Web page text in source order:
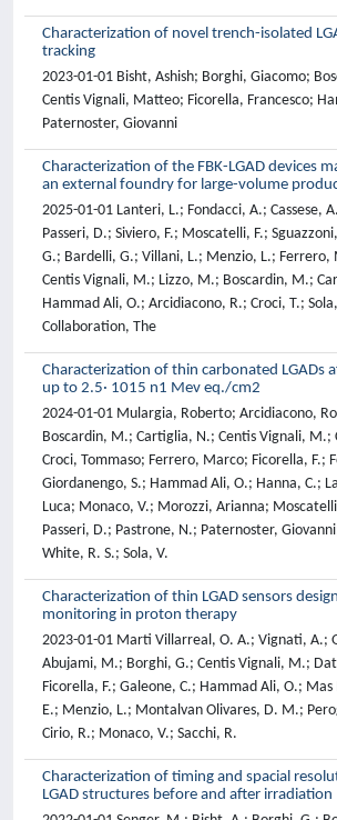
Characterization of novel trench-isolated
tracking
2023-01-01 Bisht, Ashish; Borghi, Giacomo;
Centis Vignali, Matteo; Ficorella, Francesco;
Paternoster, Giovanni
Characterization of the FBK-LGAD devices
an external foundry for large-volume
2025-01-01 Lanteri, L.; Fondacci, A.; Cassese,
Passeri, D.; Siviero, F.; Moscatelli, F.;
G.; Bardelli, G.; Villani, L.; Menzio, L.;
Centis Vignali, M.; Lizzo, M.; Boscardin, M.;
Hammad Ali, O.; Arcidiacono, R.; Croci, T.;
Collaboration, The
Characterization of thin carbonated LGADs
up to 2.5· 1015 n1 Mev eq./cm2
2024-01-01 Mulargia, Roberto; Arcidiacono,
Boscardin, M.; Cartiglia, N.; Centis Vignali, M.;
Croci, Tommaso; Ferrero, Marco; Ficorella, F.;
Giordanengo, S.; Hammad Ali, O.; Hanna, C.;
Luca; Monaco, V.; Morozzi, Arianna;
Passeri, D.; Pastrone, N.; Paternoster,
White, R. S.; Sola, V.
Characterization of thin LGAD sensors
monitoring in proton therapy
2023-01-01 Marti Villarreal, O. A.; Vignati, A.;
Abujami, M.; Borghi, G.; Centis Vignali, M.;
Ficorella, F.; Galeone, C.; Hammad Ali, O.;
E.; Menzio, L.; Montalvan Olivares, D. M.;
Cirio, R.; Monaco, V.; Sacchi, R.
Characterization of timing and spacial
LGAD structures before and after irradiation